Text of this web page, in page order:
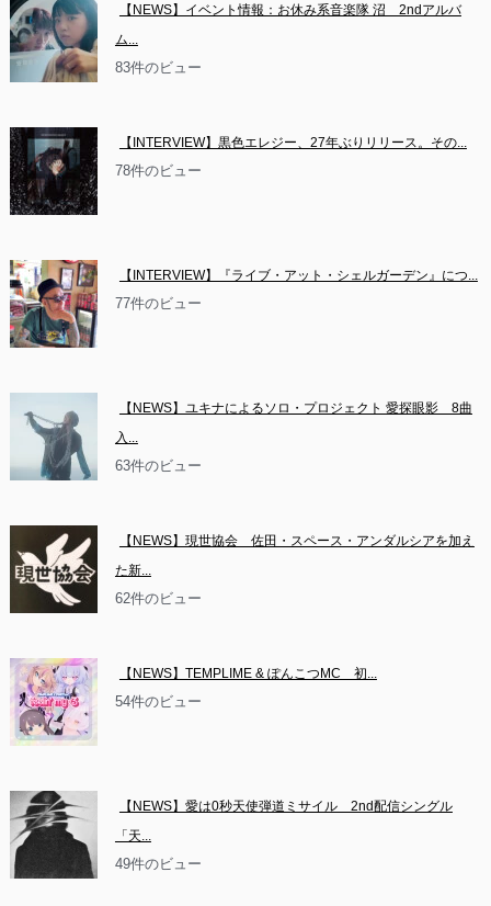
【NEWS】イベント情報：お休み系音楽隊 沼　2ndアルバ
ム...
83件のビュー
【INTERVIEW】黒色エレジー、27年ぶりリリース。その...
78件のビュー
【INTERVIEW】『ライブ・アット・シェルガーデン』につ...
77件のビュー
【NEWS】ユキナによるソロ・プロジェクト 愛探眼影　8曲
入...
63件のビュー
【NEWS】現世協会　佐田・スペース・アンダルシアを加え
た新...
62件のビュー
【NEWS】TEMPLIME & ぽんこつMC　初...
54件のビュー
【NEWS】愛は0秒天使弾道ミサイル　2nd配信シングル
「天...
49件のビュー